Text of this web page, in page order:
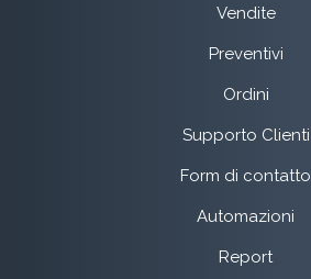
Vendite
Preventivi
Ordini
Supporto Clienti
Form di contatto
Automazioni
Report